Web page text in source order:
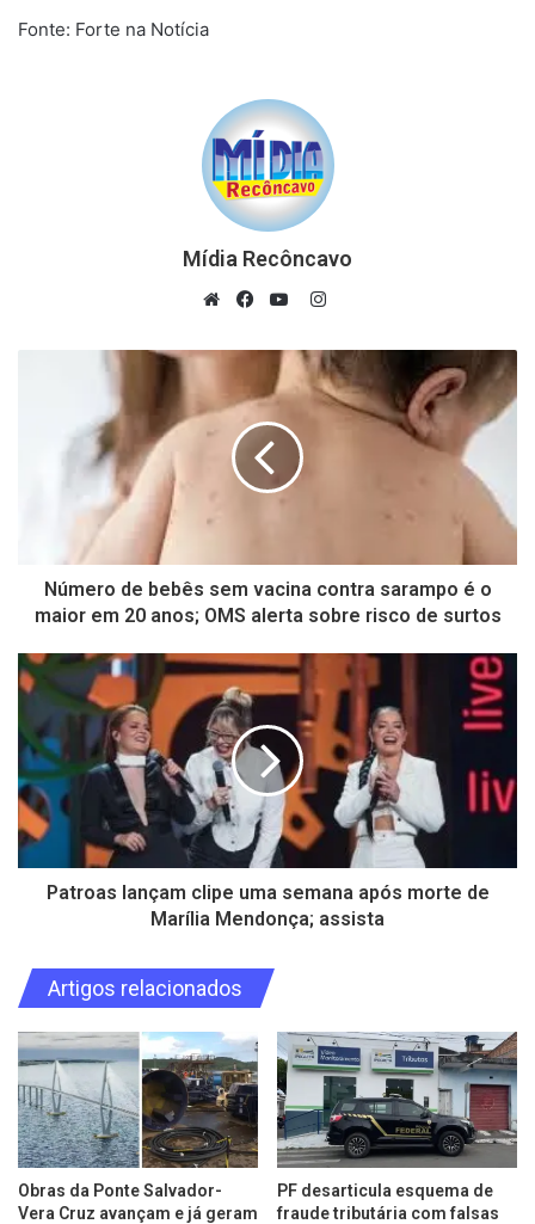
Fonte: Forte na Notícia
Mídia Recôncavo
Instagram
Número de bebês sem vacina contra sarampo é o
maior em 20 anos; OMS alerta sobre risco de surtos
Patroas lançam clipe uma semana após morte de
Marília Mendonça; assista
Artigos relacionados
Obras da Ponte Salvador-
Vera Cruz avançam e já geram
PF desarticula esquema de
fraude tributária com falsas